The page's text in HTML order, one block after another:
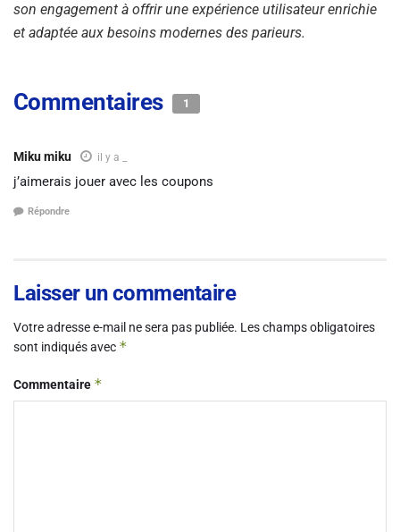
son engagement à offrir une expérience utilisateur enrichie
et adaptée aux besoins modernes des parieurs.
Commentaires 1
Miku miku il y a _
j’aimerais jouer avec les coupons
Répondre
Laisser un commentaire
Votre adresse e-mail ne sera pas publiée. Les champs obligatoires
sont indiqués avec *
Commentaire *